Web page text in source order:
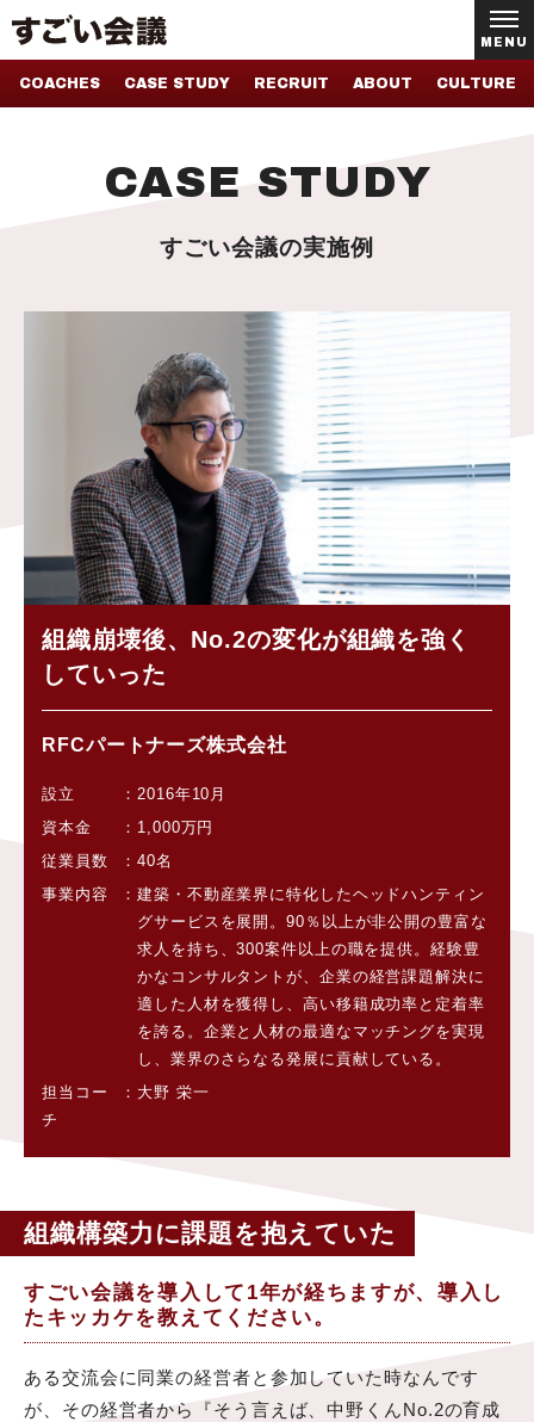
MENU
COACHES CASE STUDY RECRUIT ABOUT CULTURE
CASE STUDY
すごい会議の実施例
組織崩壊後、No.2の変化が組織を強く
していった
RFCパートナーズ株式会社
設立
2016年10月
資本金
1,000万円
従業員数
40名
事業内容
建築・不動産業界に特化したヘッドハンティン
グサービスを展開。90％以上が非公開の豊富な
求人を持ち、300案件以上の職を提供。経験豊
かなコンサルタントが、企業の経営課題解決に
適した人材を獲得し、高い移籍成功率と定着率
を誇る。企業と人材の最適なマッチングを実現
し、業界のさらなる発展に貢献している。
担当コー
チ
大野 栄一
組織構築力に課題を抱えていた
すごい会議を導入して1年が経ちますが、導入し
たキッカケを教えてください。
ある交流会に同業の経営者と参加していた時なんです
が、その経営者から『そう言えば、中野くんNo.2の育成